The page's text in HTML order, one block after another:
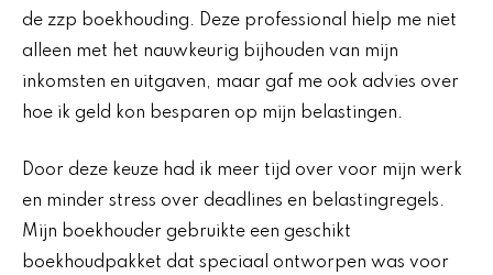
de zzp boekhouding. Deze professional hielp me niet
alleen met het nauwkeurig bijhouden van mijn
inkomsten en uitgaven, maar gaf me ook advies over
hoe ik geld kon besparen op mijn belastingen.
Door deze keuze had ik meer tijd over voor mijn werk
en minder stress over deadlines en belastingregels.
Mijn boekhouder gebruikte een geschikt
boekhoudpakket dat speciaal ontworpen was voor